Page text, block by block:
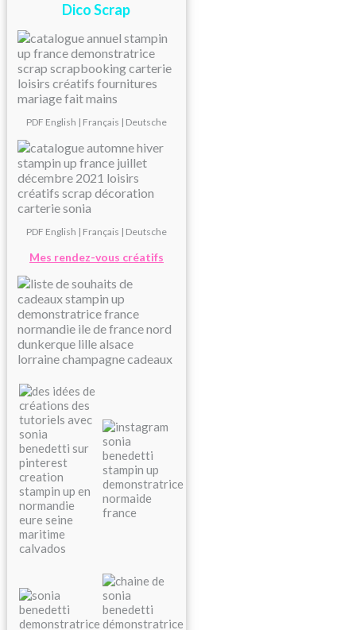
Dico Scrap
PDF English | Français | Deutsche
PDF English | Français | Deutsche
Mes rendez-vous créatifs